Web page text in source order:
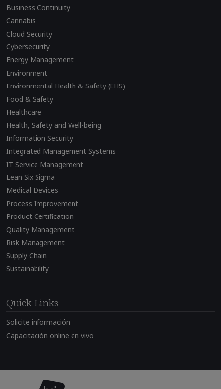
Business Continuity
Cannabis
Cloud Security
Cybersecurity
Energy Management
Environment
Environmental Health & Safety (EHS)
Food & Safety
Healthcare
Health, Safety and Well-being
Information Security
Integrated Management Systems
IT Service Management
Lean Six Sigma
Medical Devices
Process Improvement
Product Certification
Quality Management
Risk Management
Supply Chain
Sustainability
Quick Links
Solicite información
Capacitación online en vivo